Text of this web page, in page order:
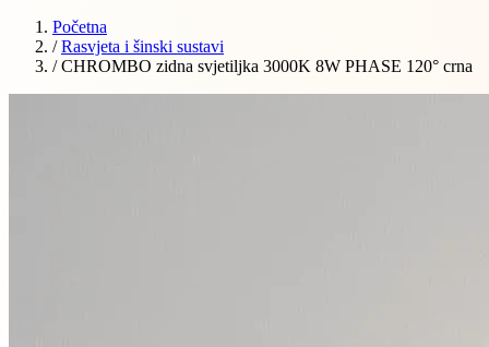
Početna
/ Rasvjeta i šinski sustavi
/ CHROMBO zidna svjetiljka 3000K 8W PHASE 120° crna